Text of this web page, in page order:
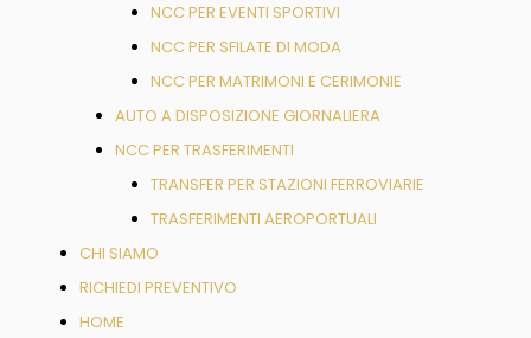
NCC PER EVENTI SPORTIVI
NCC PER SFILATE DI MODA
NCC PER MATRIMONI E CERIMONIE
AUTO A DISPOSIZIONE GIORNALIERA
NCC PER TRASFERIMENTI
TRANSFER PER STAZIONI FERROVIARIE
TRASFERIMENTI AEROPORTUALI
CHI SIAMO
RICHIEDI PREVENTIVO
HOME